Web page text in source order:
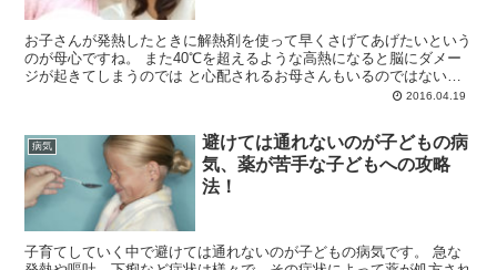
お子さんが発熱したときに解熱剤を使って早くさげてあげたいという
のが母心ですね。 また40℃を超えるような高熱になると脳にダメー
ジが起きてしまうのでは と心配されるお母さんもいるのではないで
2016.04.19
病気
避けては通れないのが子どもの病
気、薬が苦手な子どもへの攻略
法！
子育てしていく中で避けては通れないのが子どもの病気です。 急な